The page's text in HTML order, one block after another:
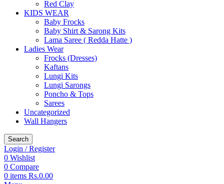
Red Clay
KIDS WEAR
Baby Frocks
Baby Shirt & Sarong Kits
Lama Saree ( Redda Hatte )
Ladies Wear
Frocks (Dresses)
Kaftans
Lungi Kits
Lungi Sarongs
Poncho & Tops
Sarees
Uncategorized
Wall Hangers
Search
Login / Register
0 Wishlist
0 Compare
0 items Rs.0.00